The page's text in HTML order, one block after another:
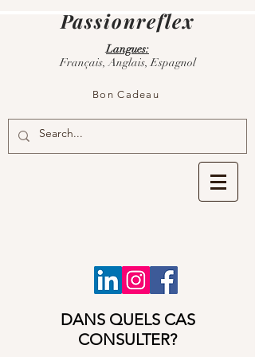
Passionreflex
Langues:
Français, Anglais, Espagnol
Bon Cadeau
DANS QUELS CAS
CONSULTER?